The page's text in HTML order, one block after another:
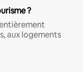
?
aux logements